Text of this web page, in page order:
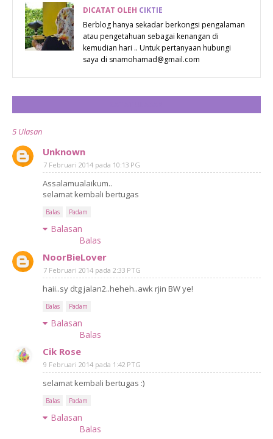
DICATAT OLEH CIKTIE
Berblog hanya sekadar berkongsi pengalaman
atau pengetahuan sebagai kenangan di
kemudian hari .. Untuk pertanyaan hubungi
saya di snamohamad@gmail.com
5 Ulasan
Unknown
7 Februari 2014 pada 10:13 PG
Assalamualaikum..
selamat kembali bertugas
Balas Padam
Balasan
Balas
NoorBieLover
7 Februari 2014 pada 2:33 PTG
haii..sy dtg jalan2..heheh..awk rjin BW ye!
Balas Padam
Balasan
Balas
Cik Rose
9 Februari 2014 pada 1:42 PTG
selamat kembali bertugas :)
Balas Padam
Balasan
Balas